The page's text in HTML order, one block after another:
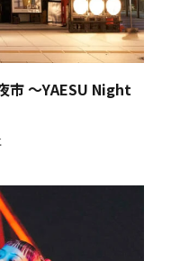
市 ～YAESU Night